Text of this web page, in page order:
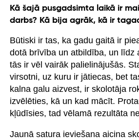
Kā šajā pusgadsimta laikā ir
darbs? Kā bija agrāk, kā ir
Būtiski ir tas, ka gadu gaitā ir
dotā brīvība un atbildība, un līdz
tās ir vēl vairāk palielinājušās.
virsotni, uz kuru ir jātiecas, bet
kalna galu aizvest, ir skolotāja
izvēlēties, kā un kad mācīt.
kļūdīsies, tad vēlamā rezultāta
Jaunā satura ieviešana aicina